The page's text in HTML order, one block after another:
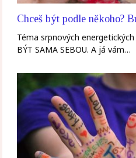
Chceš být podle někoho?
Téma srpnových
BÝT SAMA SEBOU. A já vám…